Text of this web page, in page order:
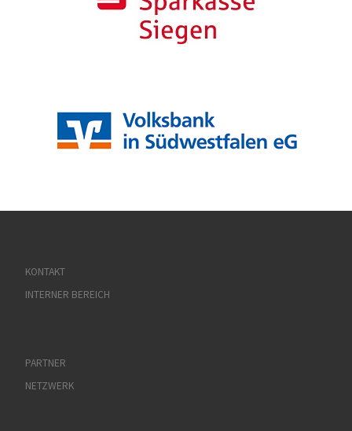
KONTAKT
INTERNER BEREICH
PARTNER
NETZWERK